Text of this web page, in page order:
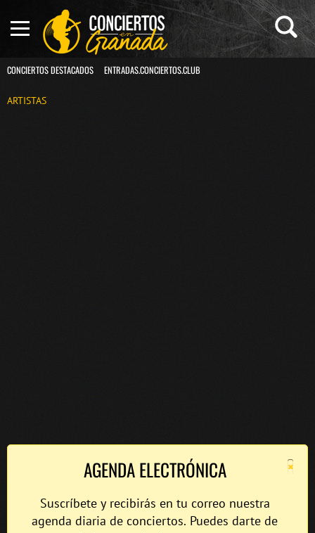
CONCIERTOS DESTACADOS ENTRADAS.CONCIERTOS.CLUB
ARTISTAS
×
AGENDA ELECTRÓNICA
Suscríbete y recibirás en tu correo nuestra
agenda diaria de conciertos. Puedes darte de